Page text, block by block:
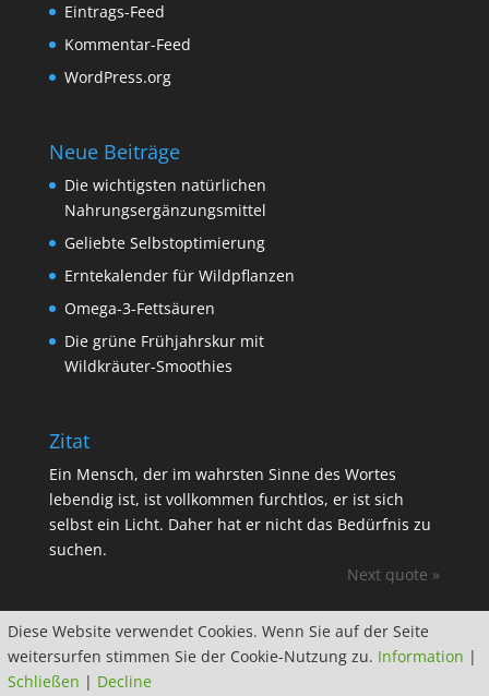
Eintrags-Feed
Kommentar-Feed
WordPress.org
Neue Beiträge
Die wichtigsten natürlichen
Nahrungsergänzungsmittel
Geliebte Selbstoptimierung
Erntekalender für Wildpflanzen
Omega-3-Fettsäuren
Die grüne Frühjahrskur mit
Wildkräuter-Smoothies
Zitat
Ein Mensch, der im wahrsten Sinne des Wortes
lebendig ist, ist vollkommen furchtlos, er ist sich
selbst ein Licht. Daher hat er nicht das Bedürfnis zu
suchen.
Next quote »
Diese Website verwendet Cookies. Wenn Sie auf der Seite
weitersurfen stimmen Sie der Cookie-Nutzung zu. Information |
Schließen | Decline